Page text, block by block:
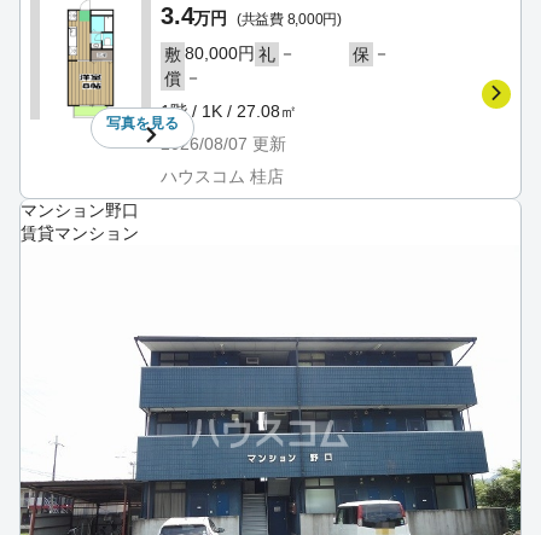
写真を見る
3.4万円 (共益費 8,000円)
敷80,000円 礼 － 保 －
償 －
1階 / 1K / 27.08㎡
2026/08/07 更新
ハウスコム 桂店
マンション野口
賃貸マンション